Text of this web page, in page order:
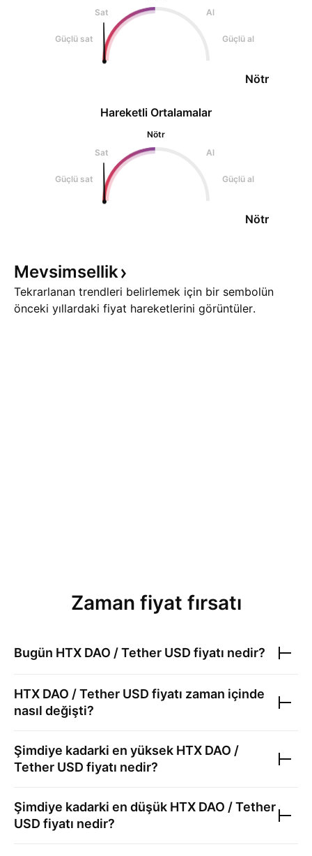
Sat
Al
Güçlü sat Güçlü al
Nötr
Hareketli Ortalamalar
Nötr
Sat
Al
Güçlü sat Güçlü al
Nötr
Mevsimsellik
Tekrarlanan trendleri belirlemek için bir sembolün
önceki yıllardaki fiyat hareketlerini görüntüler.
Zaman fiyat fırsatı
Bugün HTX DAO / Tether USD fiyatı nedir?
HTX DAO / Tether USD fiyatı zaman içinde
nasıl değişti?
Şimdiye kadarki en yüksek HTX DAO /
Tether USD fiyatı nedir?
Şimdiye kadarki en düşük HTX DAO / Tether
USD fiyatı nedir?